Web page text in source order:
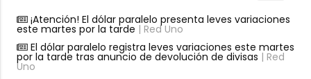
¡Atención! El dólar paralelo presenta leves variaciones
este martes por la tarde | Red Uno
El dólar paralelo registra leves variaciones este martes
por la tarde tras anuncio de devolución de divisas | Red
Uno